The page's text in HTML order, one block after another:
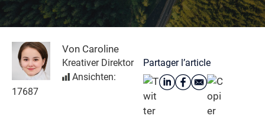
Von Caroline
Kreativer Direktor
Ansichten:
17687
Partager l’article